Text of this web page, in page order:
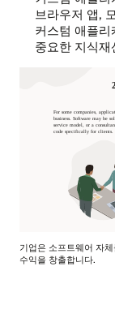
브라우저 앱,
커스텀 애플
중요한 지식
기업은 소프트웨어 자
수익을 창출합니다.